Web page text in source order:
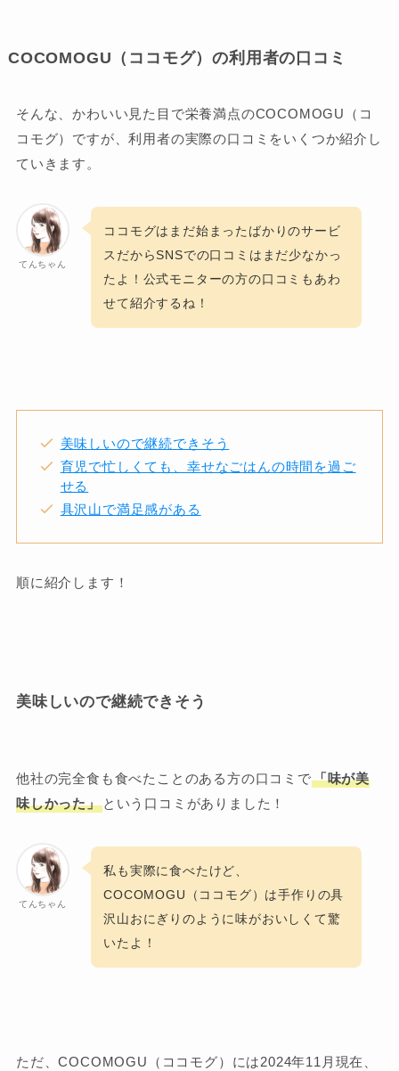
COCOMOGU（ココモグ）の利用者の口コミ
そんな、かわいい見た目で栄養満点のCOCOMOGU（コ
コモグ）ですが、利用者の実際の口コミをいくつか紹介し
ていきます。
てんちゃん
ココモグはまだ始まったばかりのサービ
スだからSNSでの口コミはまだ少なかっ
たよ！公式モニターの方の口コミもあわ
せて紹介するね！
美味しいので継続できそう
育児で忙しくても、幸せなごはんの時間を過ご
せる
具沢山で満足感がある
順に紹介します！
美味しいので継続できそう
他社の完全食も食べたことのある方の口コミで「味が美
味しかった」という口コミがありました！
てんちゃん
私も実際に食べたけど、
COCOMOGU（ココモグ）は手作りの具
沢山おにぎりのように味がおいしくて驚
いたよ！
ただ、COCOMOGU（ココモグ）には2024年11月現在、